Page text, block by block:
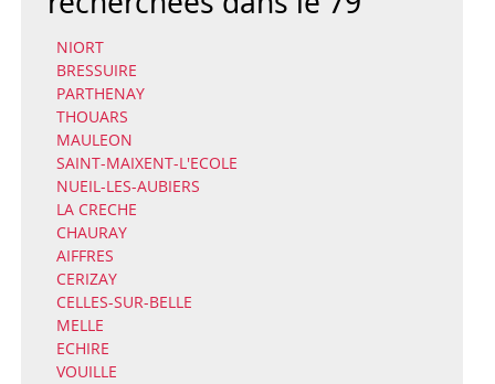
NIORT
BRESSUIRE
PARTHENAY
THOUARS
MAULEON
SAINT-MAIXENT-L'ECOLE
NUEIL-LES-AUBIERS
LA CRECHE
CHAURAY
AIFFRES
CERIZAY
CELLES-SUR-BELLE
MELLE
ECHIRE
VOUILLE